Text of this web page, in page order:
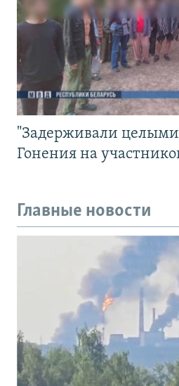
"Задерживали
Гонения на
Главные новости